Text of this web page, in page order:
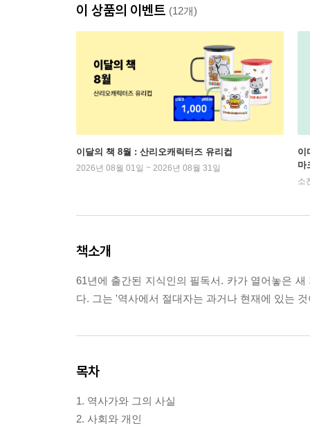
이 상품의 이벤트 (12개)
이달의 책 8월 : 산리오캐릭터즈 유리컵
2026년 08월 01일 ~ 2026년 08월 31일
이
마
소
책소개
61년에 출간된 지식인의 필독서. 카가 열어놓은
다. 그는 '역사에서 절대자는 과거나 현재에 있는
목차
1. 역사가와 그의 사실
2. 사회와 개인